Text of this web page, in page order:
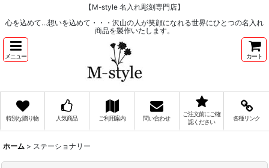
【M-style 名入れ彫刻専門店】
心を込めて…想いを込めて・・・沢山の人が笑顔になれる世界にひとつの名入れ
商品を製作いたします。
メニュー カート
特別な贈り物 人気商品 ご利用案内 問い合わせ
ご注文前にご確
認ください
各種リンク
ホーム > ステーショナリー